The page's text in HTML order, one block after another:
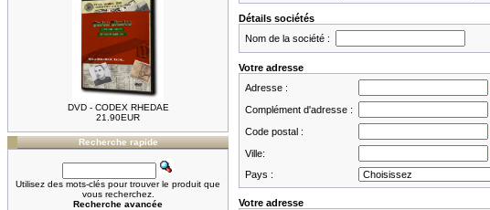
DVD - CODEX RHEDAE
21.90EUR
Recherche rapide
Utilisez des mots-clés pour trouver le produit que
vous recherchez.
Recherche avancée
Détails sociétés
Nom de la société :
Votre adresse
Adresse :
Complément d'adresse :
Code postal :
Ville:
Pays :
Votre adresse